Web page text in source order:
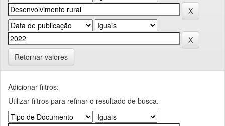
Retornar valores
Adicionar filtros:
Utilizar filtros para refinar o resultado de busca.